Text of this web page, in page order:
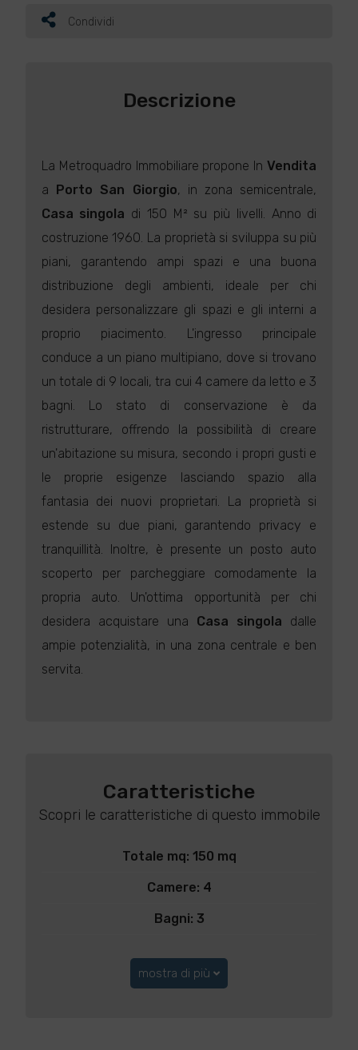
Condividi
Descrizione
La Metroquadro Immobiliare propone InVendita
a Porto San Giorgio, in zona semicentrale,
Casa singola di 150 M² su più livelli. Anno di
costruzione 1960. La proprietà si sviluppa su più
piani, garantendo ampi spazi e una buona
distribuzione degli ambienti, ideale per chi
desidera personalizzare gli spazi e gli interni a
proprio piacimento. L'ingresso principale
conduce a un piano multipiano, dove si trovano
un totale di 9 locali, tra cui 4 camere da letto e 3
bagni. Lo stato di conservazione è da
ristrutturare, offrendo la possibilità di creare
un'abitazione su misura, secondo i propri gusti e
le proprie esigenze lasciando spazio alla
fantasia dei nuovi proprietari. La proprietà si
estende su due piani, garantendo privacy e
tranquillità. Inoltre, è presente un posto auto
scoperto per parcheggiare comodamente la
propria auto. Un'ottima opportunità per chi
desidera acquistare una Casa singola dalle
ampie potenzialità, in una zona centrale e ben
servita.
Caratteristiche
Scopri le caratteristiche di questo immobile
Totale mq: 150 mq
Camere: 4
Bagni: 3
mostra di più